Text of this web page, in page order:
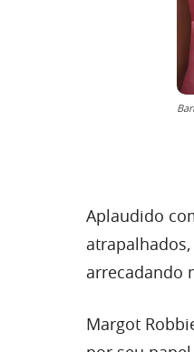
Aplaudido
arrecadando
Margot